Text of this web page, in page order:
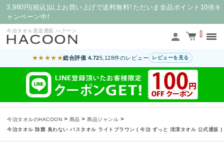
3,980円(税込)以上お買い上げで送料無料！ただいま全品ポイント10倍キ
ャンペーン中！
今治タオル直送通販 ハクーン
0
★★★★★総合評価 4.725,128件のレビュー レビューを見る
今治タオルのHACOON > 商品 > 商品ジャンル >
今治タオル 除菌 臭わない バスタオル ライトブラウン ( 今治 ずっと 清潔タオル 公式通販